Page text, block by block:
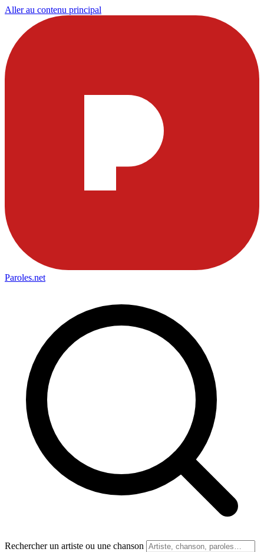
Aller au contenu principal
Paroles.net
Rechercher un artiste ou une chanson